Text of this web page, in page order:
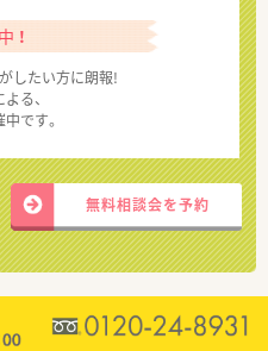
！
したい方に朗報!
る、
です。
無料相談会を予約